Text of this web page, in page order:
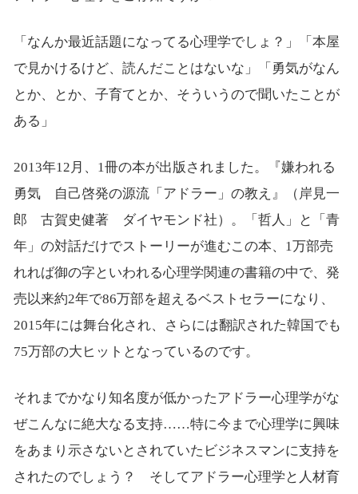
「なんか最近話題になってる心理学でしょ？」「本屋
で見かけるけど、読んだことはないな」「勇気がなん
とか、とか、子育てとか、そういうので聞いたことが
ある」
2013年12月、1冊の本が出版されました。『嫌われる
勇気 自己啓発の源流「アドラー」の教え』（岸見一
郎 古賀史健著 ダイヤモンド社）。「哲人」と「青
年」の対話だけでストーリーが進むこの本、1万部売
れれば御の字といわれる心理学関連の書籍の中で、発
売以来約2年で86万部を超えるベストセラーになり、
2015年には舞台化され、さらには翻訳された韓国でも
75万部の大ヒットとなっているのです。
それまでかなり知名度が低かったアドラー心理学がな
ぜこんなに絶大なる支持……特に今まで心理学に興味
をあまり示さないとされていたビジネスマンに支持を
されたのでしょう？ そしてアドラー心理学と人材育